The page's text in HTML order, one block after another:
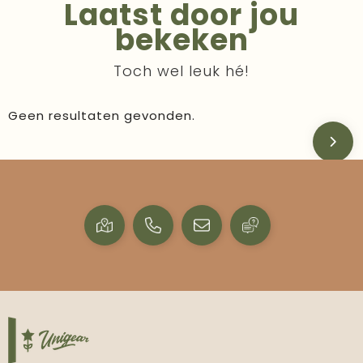
Laatst door jou
bekeken
Toch wel leuk hé!
Geen resultaten gevonden.